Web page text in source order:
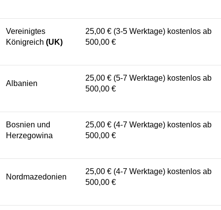
Vereinigtes
Königreich (UK)
25,00 € (3-5 Werktage) kostenlos ab
500,00 €
Albanien
25,00 € (5-7 Werktage) kostenlos ab
500,00 €
Bosnien und
Herzegowina
25,00 € (4-7 Werktage) kostenlos ab
500,00 €
Nordmazedonien
25,00 € (4-7 Werktage) kostenlos ab
500,00 €